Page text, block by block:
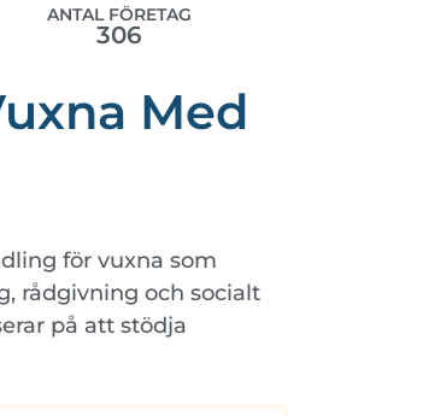
ANTAL FÖRETAG
306
Med
för vuxna som
rådgivning och socialt
på att stödja